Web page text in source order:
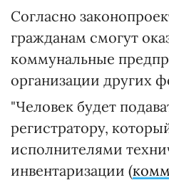
Согласно
гражданам смогут
коммунальные
организации других
"Человек будет
регистратору,
исполнителями
инвентаризации (